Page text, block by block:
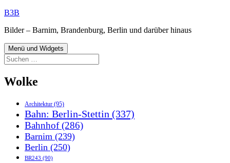
Zum
springen
B3B
Bilder – Barnim, Brandenburg, Berlin und darüber hinaus
Menü und Widgets
Suchen
nach:
Wolke
Architektur (95)
Bahn: Berlin-Stettin (337)
Bahnhof(286)
Barnim (239)
Berlin (250)
BR243 (90)